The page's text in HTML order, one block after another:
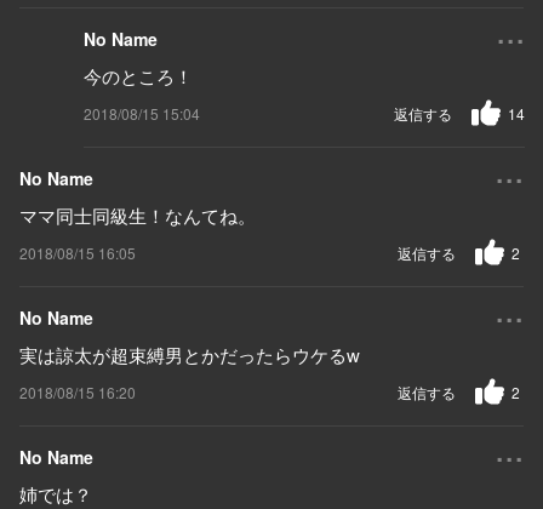
No Name ...
今のところ！
2018/08/15 15:04 14
返信する
No Name ...
ママ同士同級生！なんてね。
2018/08/15 16:05 2
返信する
No Name ...
実は諒太が超束縛男とかだったらウケるw
2018/08/15 16:20 2
返信する
No Name ...
姉では？